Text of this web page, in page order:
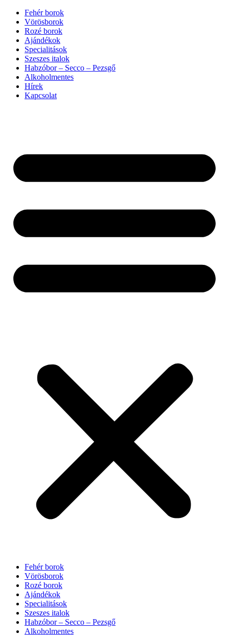
Ugrás
tartalomhoz
Fehér borok
Vörösborok
Rozé borok
Ajándékok
Specialitások
Szeszes italok
Habzóbor – Secco – Pezsgő
Alkoholmentes
Hírek
Kapcsolat
Fehér borok
Vörösborok
Rozé borok
Ajándékok
Specialitások
Szeszes italok
Habzóbor – Secco – Pezsgő
Alkoholmentes